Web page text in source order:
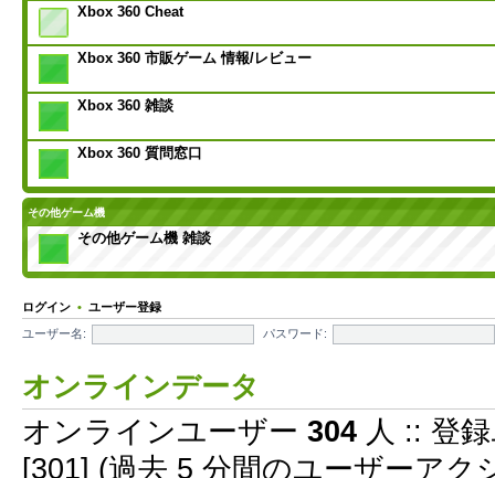
Xbox 360 Cheat
Xbox 360 市販ゲーム 情報/レビュー
Xbox 360 雑談
Xbox 360 質問窓口
その他ゲーム機
その他ゲーム機 雑談
ログイン • ユーザー登録
ユーザー名: パスワード:
オンラインデータ
オンラインユーザー 304 人 :: 登
[301] (過去 5 分間のユーザーア